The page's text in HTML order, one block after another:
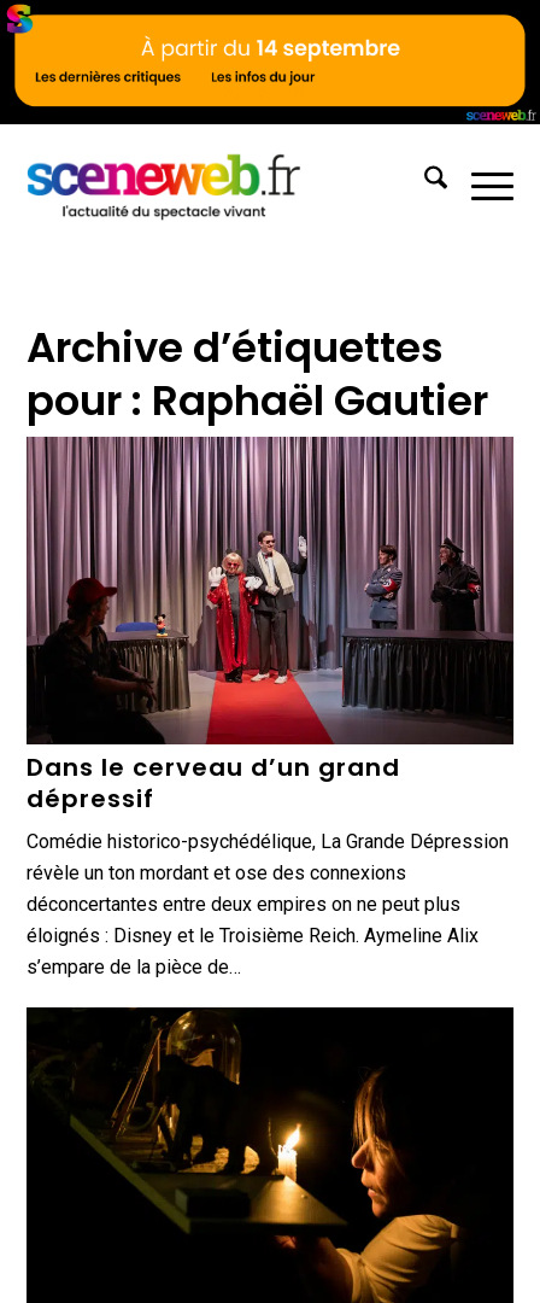
Archive d’étiquettes
pour : Raphaël Gautier
Dans le cerveau d’un grand
dépressif
Comédie historico-psychédélique, La Grande Dépression
révèle un ton mordant et ose des connexions
déconcertantes entre deux empires on ne peut plus
éloignés : Disney et le Troisième Reich. Aymeline Alix
s’empare de la pièce de…